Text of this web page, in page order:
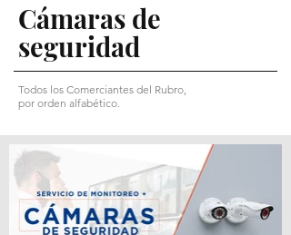
Cámaras de
seguridad
Todos los Comerciantes del Rubro,
por orden alfabético.